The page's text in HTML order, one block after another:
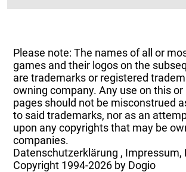
Please note: The names of all or
games and their logos on the
are trademarks or registered
owning company. Any use on this
pages should not be misconstrued
to said trademarks, nor as an
upon any copyrights that may be
companies.
Datenschutzerklärung , Impressum,
Copyright 1994-2026 by Dogio